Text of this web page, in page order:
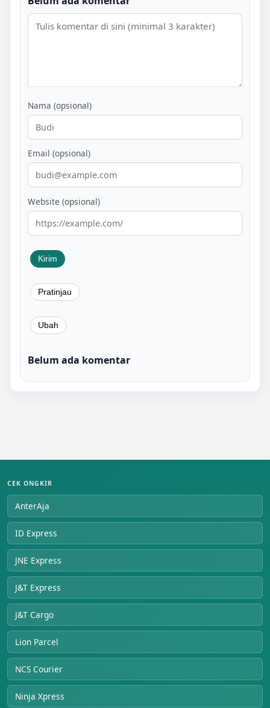
Nama (opsional)
Email (opsional)
Website (opsional)
Belum ada komentar
CEK ONGKIR
AnterAja
ID Express
JNE Express
J&T Express
J&T Cargo
Lion Parcel
NCS Courier
Ninja Xpress